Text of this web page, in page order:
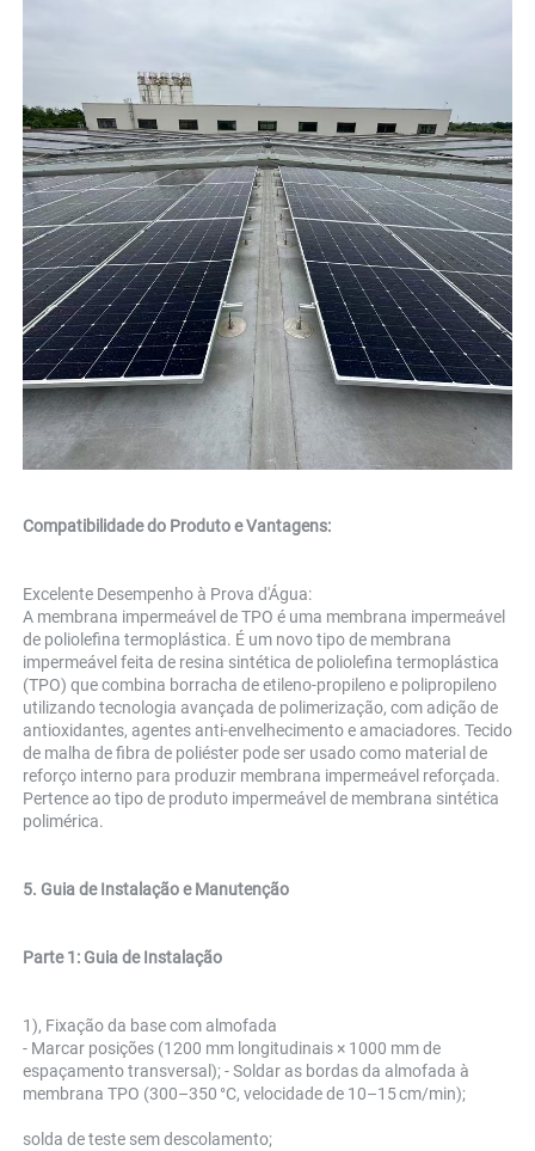
Compatibilidade do Produto e Vantagens:
Excelente Desempenho à Prova d'Água:
A membrana impermeável de TPO é uma membrana impermeável
de poliolefina termoplástica. É um novo tipo de membrana
impermeável feita de resina sintética de poliolefina termoplástica
(TPO) que combina borracha de etileno-propileno e polipropileno
utilizando tecnologia avançada de polimerização, com adição de
antioxidantes, agentes anti-envelhecimento e amaciadores. Tecido
de malha de fibra de poliéster pode ser usado como material de
reforço interno para produzir membrana impermeável reforçada.
Pertence ao tipo de produto impermeável de membrana sintética
polimérica.
5. Guia de Instalação e Manutenção
Parte 1: Guia de Instalação
1), Fixação da base com almofada
- Marcar posições (1200 mm longitudinais × 1000 mm de
espaçamento transversal); - Soldar as bordas da almofada à
membrana TPO (300–350 °C, velocidade de 10–15 cm/min);
solda de teste sem descolamento;